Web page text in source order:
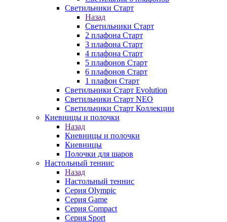
Светильники Старт
Назад
Светильники Старт
2 плафона Старт
3 плафона Старт
4 плафона Старт
5 плафонов Старт
6 плафонов Старт
1 плафон Старт
Светильники Старт Evolution
Светильники Старт NEO
Светильники Старт Коллекции
Киевницы и полочки
Назад
Киевницы и полочки
Киевницы
Полочки для шаров
Настольный теннис
Назад
Настольный теннис
Серия Olympic
Серия Game
Серия Compact
Серия Sport